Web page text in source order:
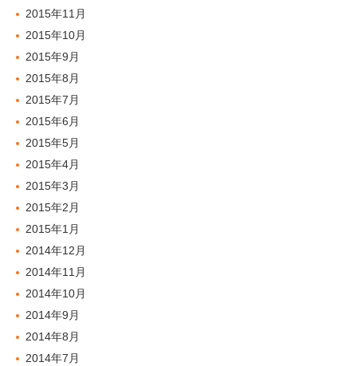
2015年11月
2015年10月
2015年9月
2015年8月
2015年7月
2015年6月
2015年5月
2015年4月
2015年3月
2015年2月
2015年1月
2014年12月
2014年11月
2014年10月
2014年9月
2014年8月
2014年7月